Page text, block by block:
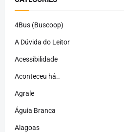
4Bus (Buscoop)
A Dúvida do Leitor
Acessibilidade
Aconteceu há..
Agrale
Águia Branca
Alagoas